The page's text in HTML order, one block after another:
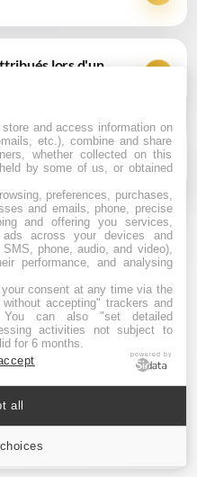
lors d'un
olympique
d'or ou tout simplement d'une
par sa dimension olympique,
martiale coréenne sur les
de nouveaux horizons à de
tradition et esprit de
le plus titré de l'histoire ?
de
store and access information on
etc.), combine and share
whether collected on this
by some of us, or obtained
preferences, purchases,
and emails, phone, precise
and offering you services,
across your devices and
phone, audio, and video),
performance, and analysing
consent at any time via the
accepting" trackers and
can also "set detailed
activities not subject to
for 6 months.
powered by
all